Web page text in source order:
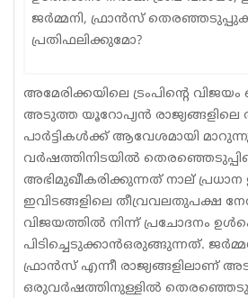
അമേരിക്കയിലെ ട്രംപിന്റെ
അടുത്ത യൂറോപ്യന്‍ രാജ്യങ്ങളിലെ
പാര്‍ട്ടികള്‍ക്ക് ആവേശമായി
വര്‍ഷത്തിനിടയില്‍
അഭിമുഖീകരിക്കുന്നത് നാല്
ഇവിടങ്ങളിലെ തീവ്രവലതുപക്ഷ
വിജയത്തില്‍ നിന്ന് പ്രചോദനം
പിടിച്ചെടുക്കാന്‍ഒരുങ്ങുന്നത്.
ഫ്രാന്‍സ് എന്നീ രാജ്യങ്ങളിലാണ്
ഒരുവര്‍ഷത്തിനുള്ളില്‍